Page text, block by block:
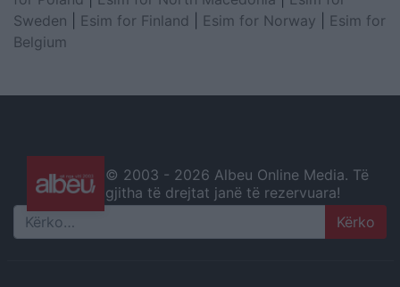
Sweden
Esim for Finland Esim for Norway
Esim for
Belgium
© 2003 - 2026 Albeu Online Media. Të
gjitha të drejtat janë të rezervuara!
Search